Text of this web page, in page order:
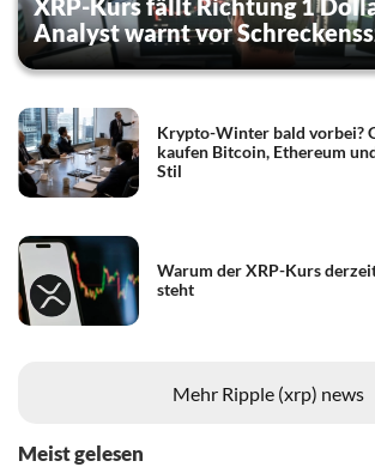
XRP-Kurs fällt Richtung 1
Analyst warnt vor
Krypto-Winter bald vorbei?
kaufen Bitcoin, Ethereum
Stil
Warum der XRP-Kurs
steht
Mehr Ripple (xrp) news
Meist gelesen